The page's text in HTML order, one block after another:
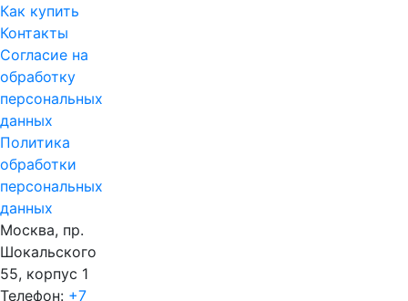
Как купить
Контакты
Согласие на
обработку
персональных
данных
Политика
обработки
персональных
данных
Москва, пр.
Шокальского
55, корпус 1
Телефон: +7